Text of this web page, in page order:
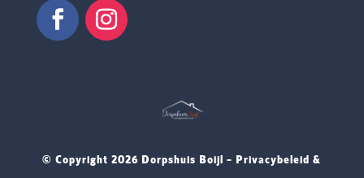
© Copyright2026 Dorpshuis Boijl – Privacybeleid &